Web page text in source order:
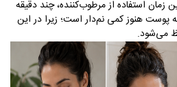
استفاده از مرطوب‌کننده، چند دقیقه
پوست هنوز کمی نم‌دار است؛ زیرا در این
می‌شود.